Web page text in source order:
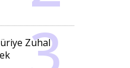
Zuhal